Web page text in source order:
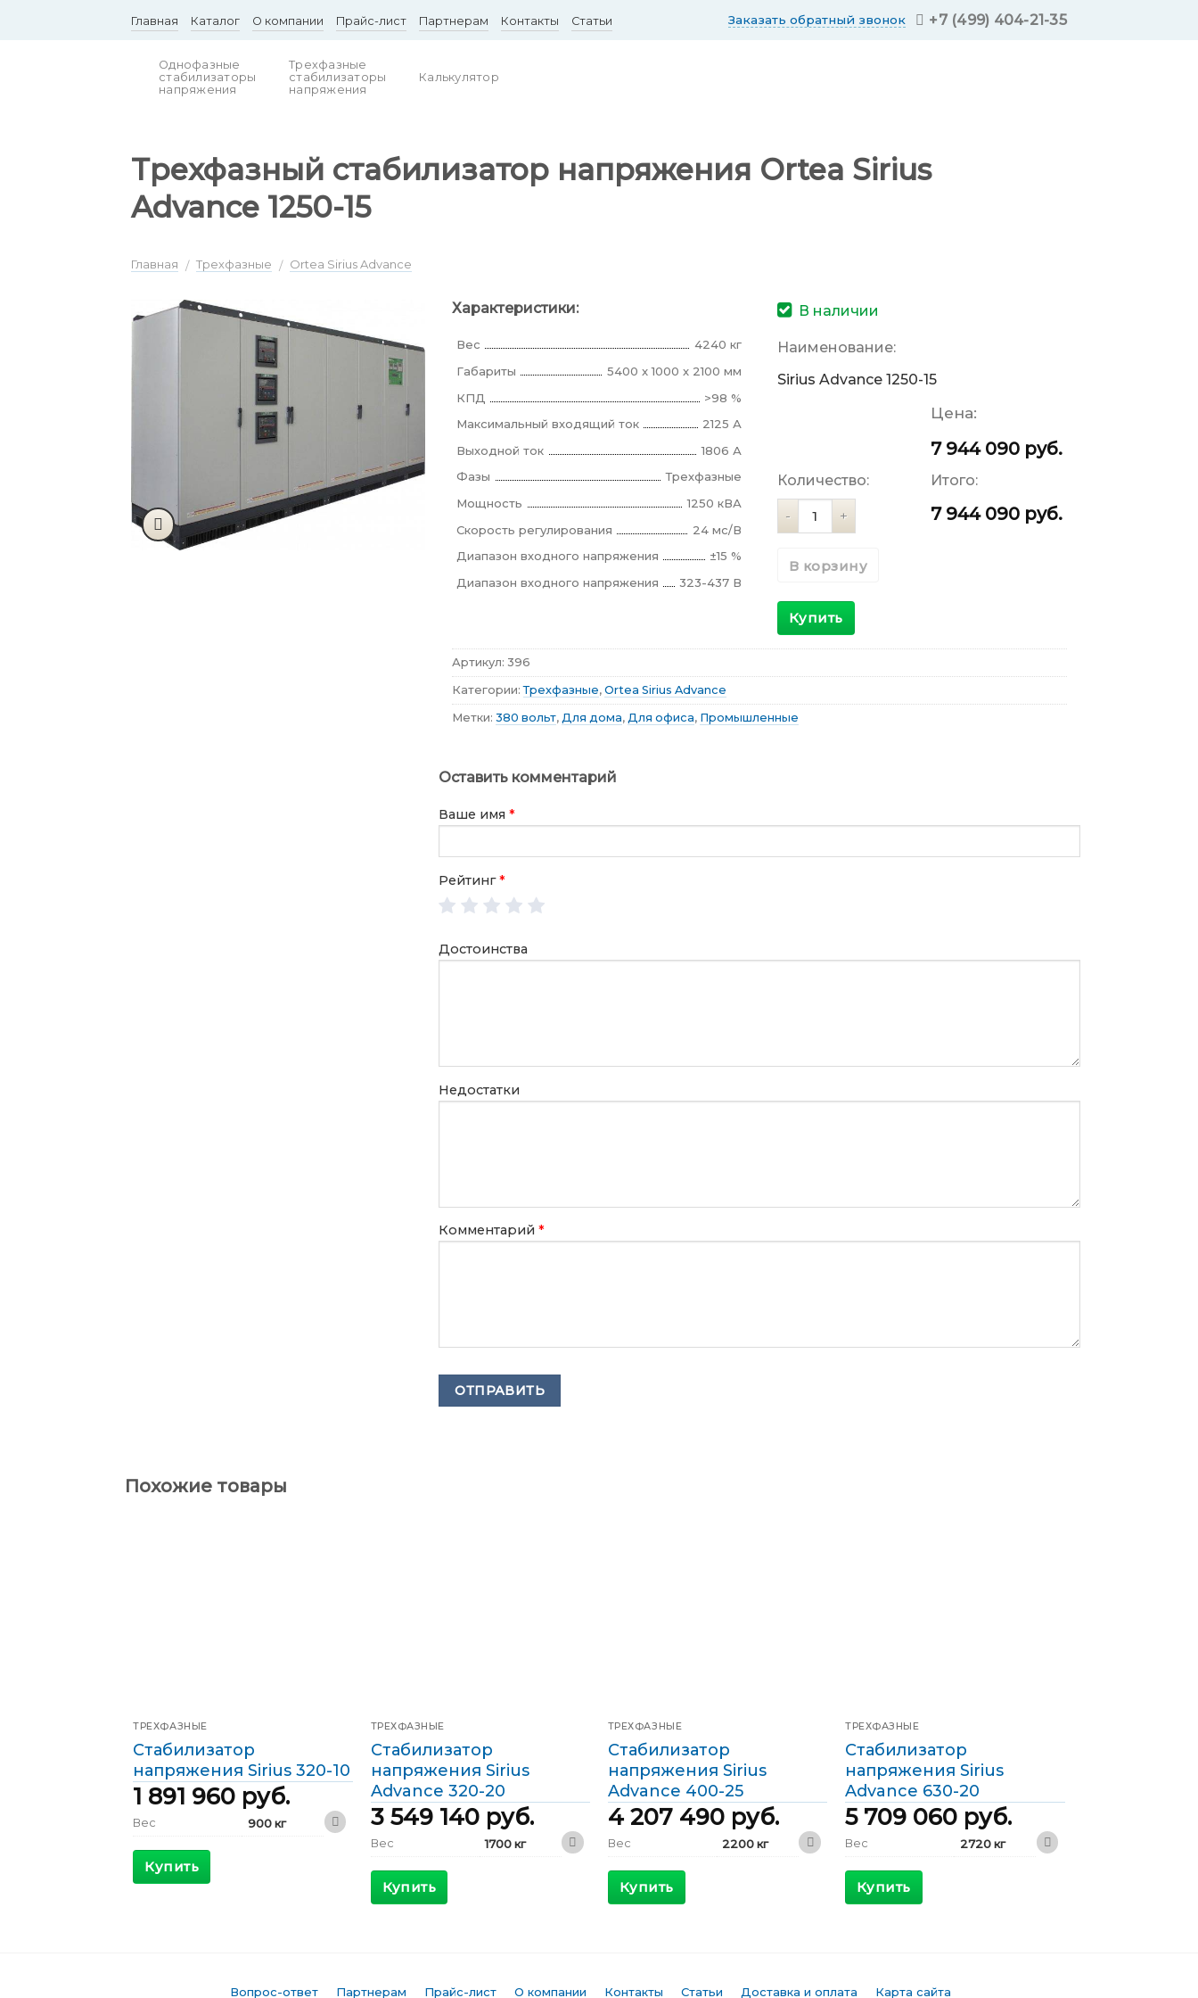
Главная Каталог О компании Прайс-лист Партнерам Контакты Статьи Заказать обратный звонок +7 (499) 404-21-35
Однофазные
стабилизаторы
напряжения
Трехфазные
стабилизаторы
напряжения
Калькулятор
Трехфазный стабилизатор напряжения Ortea Sirius
Advance 1250-15
Главная / Трехфазные / Ortea Sirius Advance
Характеристики:
Вес
4240 кг
Габариты
5400 x 1000 x 2100 мм
КПД
>98 %
Максимальный входящий ток
2125 А
Выходной ток
1806 А
Фазы
Трехфазные
Мощность
1250 кВА
Скорость регулирования
24 мс/В
Диапазон входного напряжения
±15 %
Диапазон входного напряжения
323-437 В
В наличии
Наименование:
Sirius Advance 1250-15
Цена:
7 944 090 руб.
Количество:
Количество
Итого:
7 944 090 руб.
В корзину
Купить
Артикул: 396
Категории:Трехфазные, Ortea Sirius Advance
Метки: 380 вольт, Для дома, Для офиса, Промышленные
Оставить комментарий
Ваше имя *
Рейтинг*
Достоинства
Недостатки
Комментарий *
Похожие товары
ТРЕХФАЗНЫЕ
Стабилизатор
напряжения Sirius 320-10
1 891 960 руб.
Вес 900 кг
Габариты
Трехфазные
Купить
ТРЕХФАЗНЫЕ
Стабилизатор
напряжения Sirius
Advance 320-20
3 549 140 руб.
Вес 1700 кг
Габариты
Купить
ТРЕХФАЗНЫЕ
Стабилизатор
напряжения Sirius
Advance 400-25
4 207 490 руб.
Вес 2200 кг
Габариты
Купить
ТРЕХФАЗНЫЕ
Стабилизатор
напряжения Sirius
Advance 630-20
5 709 060 руб.
Вес 2720 кг
Габариты
Купить
Вопрос-ответ Партнерам Прайс-лист О компании Контакты Статьи Доставка и оплата Карта сайта